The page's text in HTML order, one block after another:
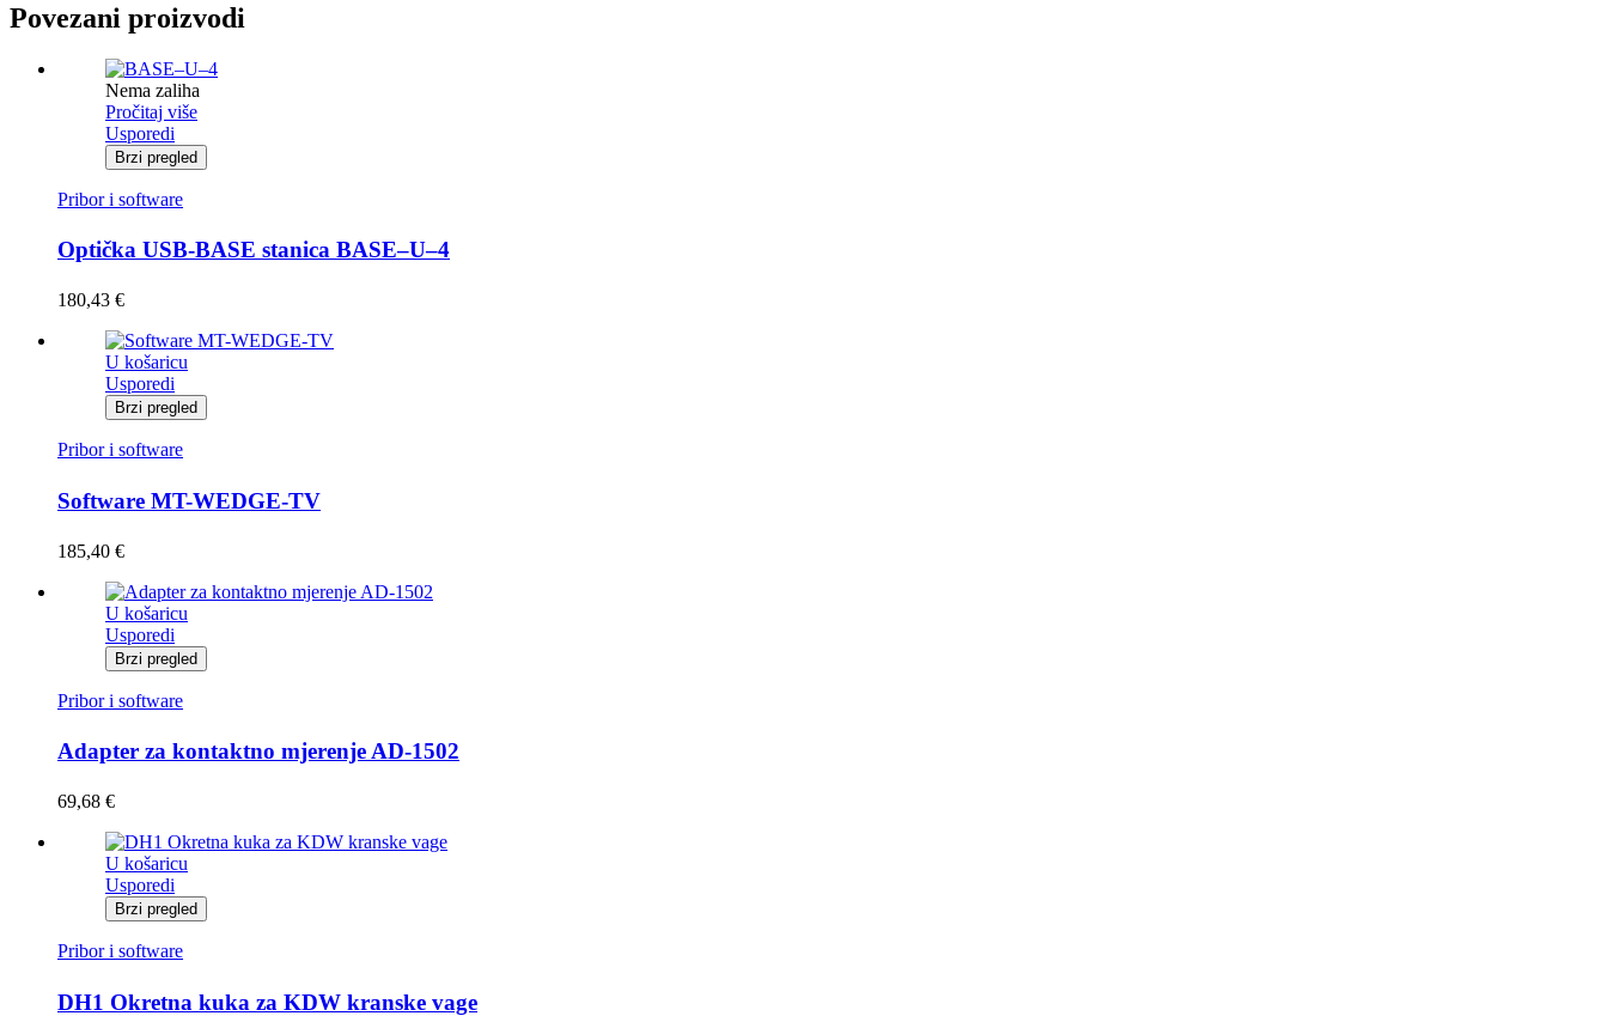
Povezani proizvodi
Nema zaliha
Pročitaj više
Usporedi
Brzi pregled
Pribor i software
Optička USB-BASE stanica BASE–U–4
180,43 €
U košaricu
Usporedi
Brzi pregled
Pribor i software
Software MT-WEDGE-TV
185,40 €
U košaricu
Usporedi
Brzi pregled
Pribor i software
Adapter za kontaktno mjerenje AD-1502
69,68 €
U košaricu
Usporedi
Brzi pregled
Pribor i software
DH1 Okretna kuka za KDW kranske vage